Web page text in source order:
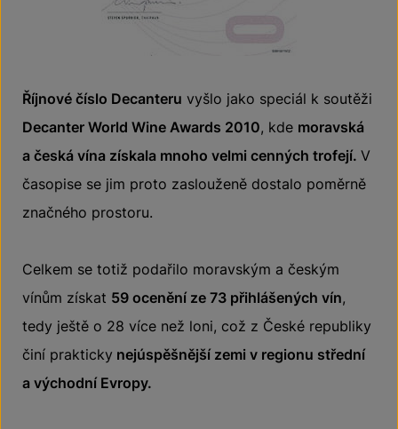
Říjnové číslo Decanteru vyšlo jako speciál k soutěži
Decanter World Wine Awards 2010, kde moravská
a česká vína získala mnoho velmi cenných trofejí. V
časopise se jim proto zaslouženě dostalo poměrně
značného prostoru.
Celkem se totiž podařilo moravským a českým
vínům získat 59 ocenění ze 73 přihlášených vín,
tedy ještě o 28 více než loni, což z České republiky
činí prakticky nejúspěšnější zemi v regionu střední
a východní Evropy.